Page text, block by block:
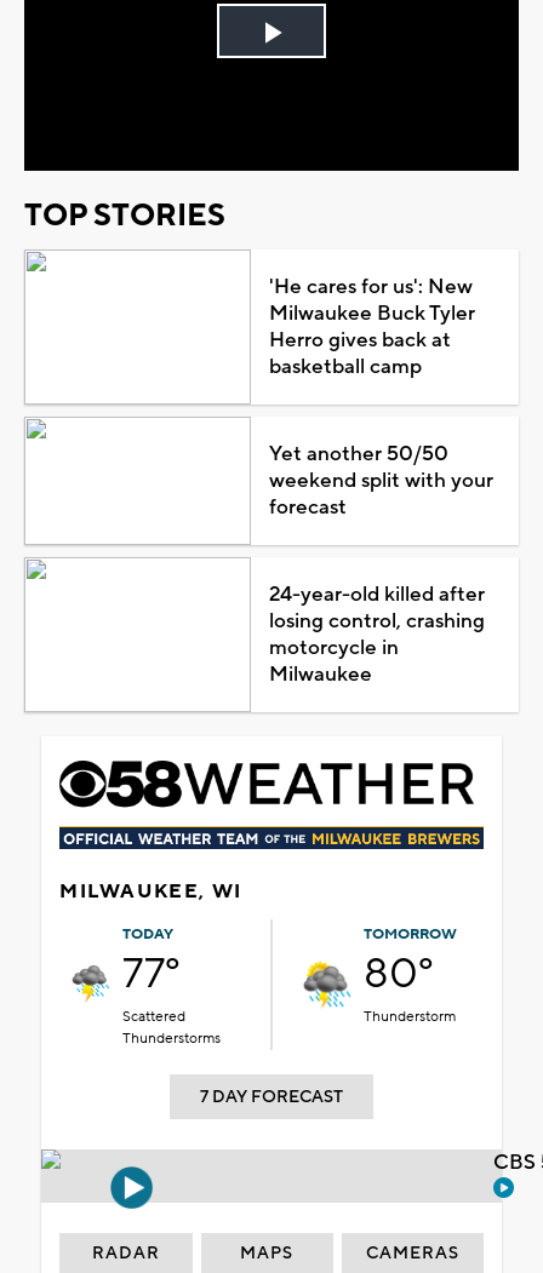
Play
TOP STORIES
'He cares for us': New
Milwaukee Buck Tyler
Herro gives back at
basketball camp
Yet another 50/50
weekend split with your
forecast
24-year-old killed after
losing control, crashing
motorcycle in
Milwaukee
MILWAUKEE, WI
TODAY
77°
Scattered
Thunderstorms
TOMORROW
80°
Thunderstorm
7 DAY FORECAST
RADAR MAPS CAMERAS